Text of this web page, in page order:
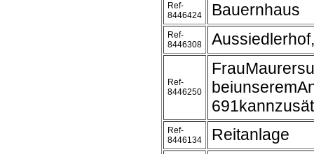
Ref-
8446424
Bauernhaus
Ref-
8446308
Ref-
8446250
Ref-
8446134
Reitanlage